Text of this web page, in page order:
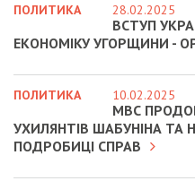
ПОЛИТИКА 28.02.2025
ВСТУП
ЕКОНОМІКУ УГОРЩИНИ -
ПОЛИТИКА 10.02.2025
МВС
УХИЛЯНТІВ ШАБУНІНА ТА
ПОДРОБИЦІ СПРАВ